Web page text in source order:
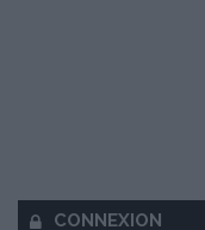
CONNEXION